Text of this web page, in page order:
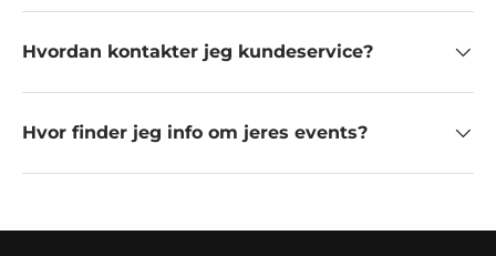
Hvordan kontakter jeg kundeservice?
Hvor finder jeg info om jeres events?